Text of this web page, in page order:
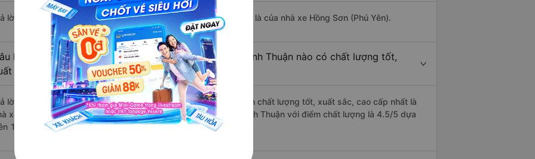
lời: Chuyến xe có giờ xuất phát trễ (muộn) nhất là vào lúc 1:04 là của nhà xe Hồng Sơn (Phú Yên).
hỏi: Review xe đi Trảng Bàng - Tây Ninh từ La Gi - Bình Thuận nào có chất lượng tốt,
sắc, cao cấp nhất?
lời: Những hãng xe đi La Gi - Bình Thuận Trảng Bàng - Tây Ninh chất lượng tốt, xuất sắc, cao cấp nhất là
xe Hồng Sơn (Phú Yên) đi Trảng Bàng - Tây Ninh từ La Gi - Bình Thuận với điểm chất lượng là 4.5/5 dựa
1794 đánh giá của khách hàng).